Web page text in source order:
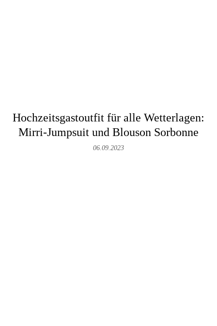
Hochzeitsgastoutfit für alle Wetterlagen:
Mirri-Jumpsuit und Blouson Sorbonne
06.09.2023